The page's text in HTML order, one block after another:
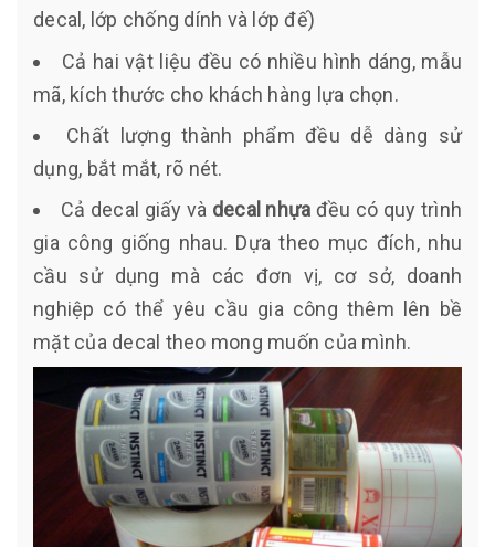
decal, lớp chống dính và lớp đế)
Cả hai vật liệu đều có nhiều hình dáng, mẫu
mã, kích thước cho khách hàng lựa chọn.
Chất lượng thành phẩm đều dễ dàng sử
dụng, bắt mắt, rõ nét.
Cả decal giấy và decal nhựa đều có quy trình
gia công giống nhau. Dựa theo mục đích, nhu
cầu sử dụng mà các đơn vị, cơ sở, doanh
nghiệp có thể yêu cầu gia công thêm lên bề
mặt của decal theo mong muốn của mình.